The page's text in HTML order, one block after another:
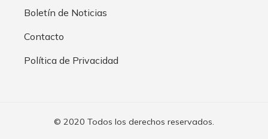
Boletín de Noticias
Contacto
Política de Privacidad
© 2020 Todos los derechos reservados.